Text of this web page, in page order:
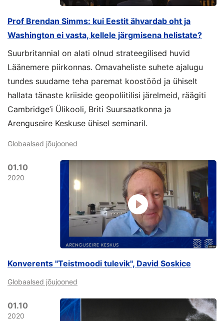
Prof Brendan Simms: kui Eestit ähvardab oht ja
Washington ei vasta, kellele järgmisena helistate?
Suurbritannial on alati olnud strateegilised huvid
Läänemere piirkonnas. Omavaheliste suhete ajalugu
tundes suudame teha paremat koostööd ja ühiselt
hallata tänaste kriiside geopoliitilisi järelmeid, räägiti
Cambridge’i Ülikooli, Briti Suursaatkonna ja
Arenguseire Keskuse ühisel seminaril.
Globaalsed jõujooned
01.10
2020
Konverents "Teistmoodi tulevik", David Soskice
Globaalsed jõujooned
01.10
2020